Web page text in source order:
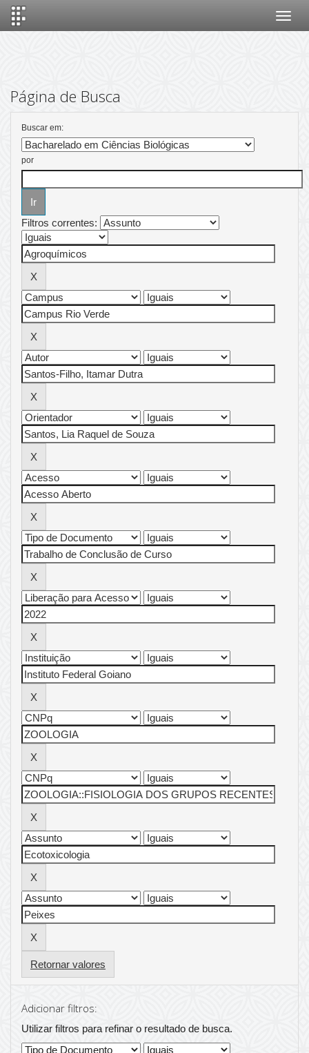
Página de Busca
Buscar em:
por
Filtros correntes:
Retornar valores
Adicionar filtros:
Utilizar filtros para refinar o resultado de busca.